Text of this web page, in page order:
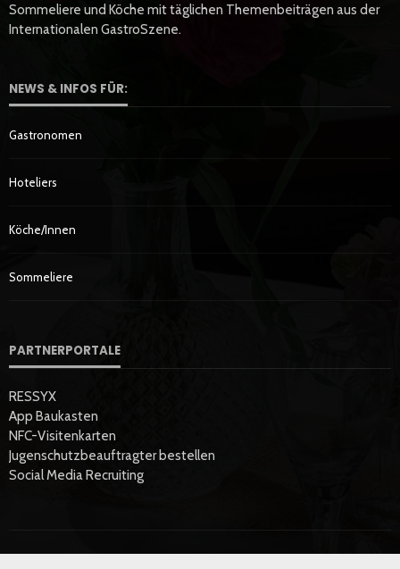
Sommeliere und Köche mit täglichen Themenbeiträgen aus der
Internationalen GastroSzene.
NEWS & INFOS FÜR:
Gastronomen
Hoteliers
Köche/innen
Sommeliere
PARTNERPORTALE
RESSYX
App Baukasten
NFC-Visitenkarten
Jugenschutzbeauftragter bestellen
Social Media Recruiting